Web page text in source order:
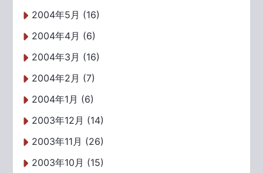
2004年5月 (16)
2004年4月 (6)
2004年3月 (16)
2004年2月 (7)
2004年1月 (6)
2003年12月 (14)
2003年11月 (26)
2003年10月 (15)